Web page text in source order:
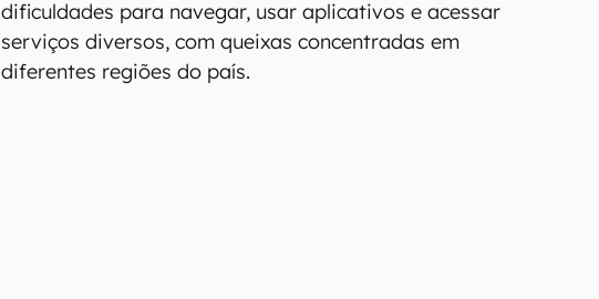
dificuldades para navegar, usar aplicativos e acessar
serviços diversos, com queixas concentradas em
diferentes regiões do país.